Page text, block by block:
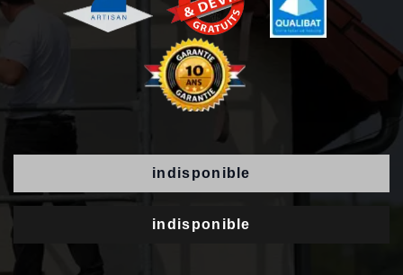
indisponible
indisponible